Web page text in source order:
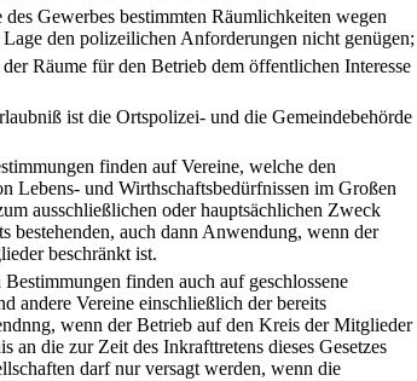
Gewerbes bestimmten Räumlichkeiten wegen
den polizeilichen Anforderungen nicht genügen;
Räume für den Betrieb dem öffentlichen Interesse
ist die Ortspolizei- und die Gemeindebehörde
finden auf Vereine, welche den
Lebens- und Wirthschaftsbedürfnissen im Großen
ausschließlichen oder hauptsächlichen Zweck
bestehenden, auch dann Anwendung, wenn der
beschränkt ist.
finden auch auf geschlossene
andere Vereine einschließlich der bereits
wenn der Betrieb auf den Kreis der Mitglieder
an die zur Zeit des Inkrafttretens dieses Gesetzes
darf nur versagt werden, wenn die